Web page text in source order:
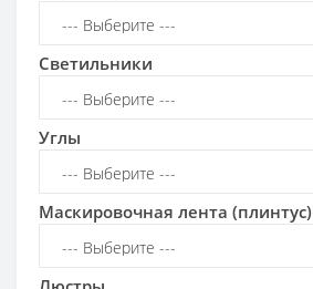
Светильники
Углы
Маскировочная лента (плинтус)